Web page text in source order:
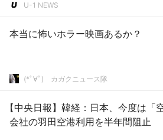
U-1 NEWS
本当に怖いホラー映画あるか？
(*ﾟ∀ﾟ)ゞカガクニュース隊
【中央日報】韓経：日本、今度は
会社の羽田空港利用を半年間阻止